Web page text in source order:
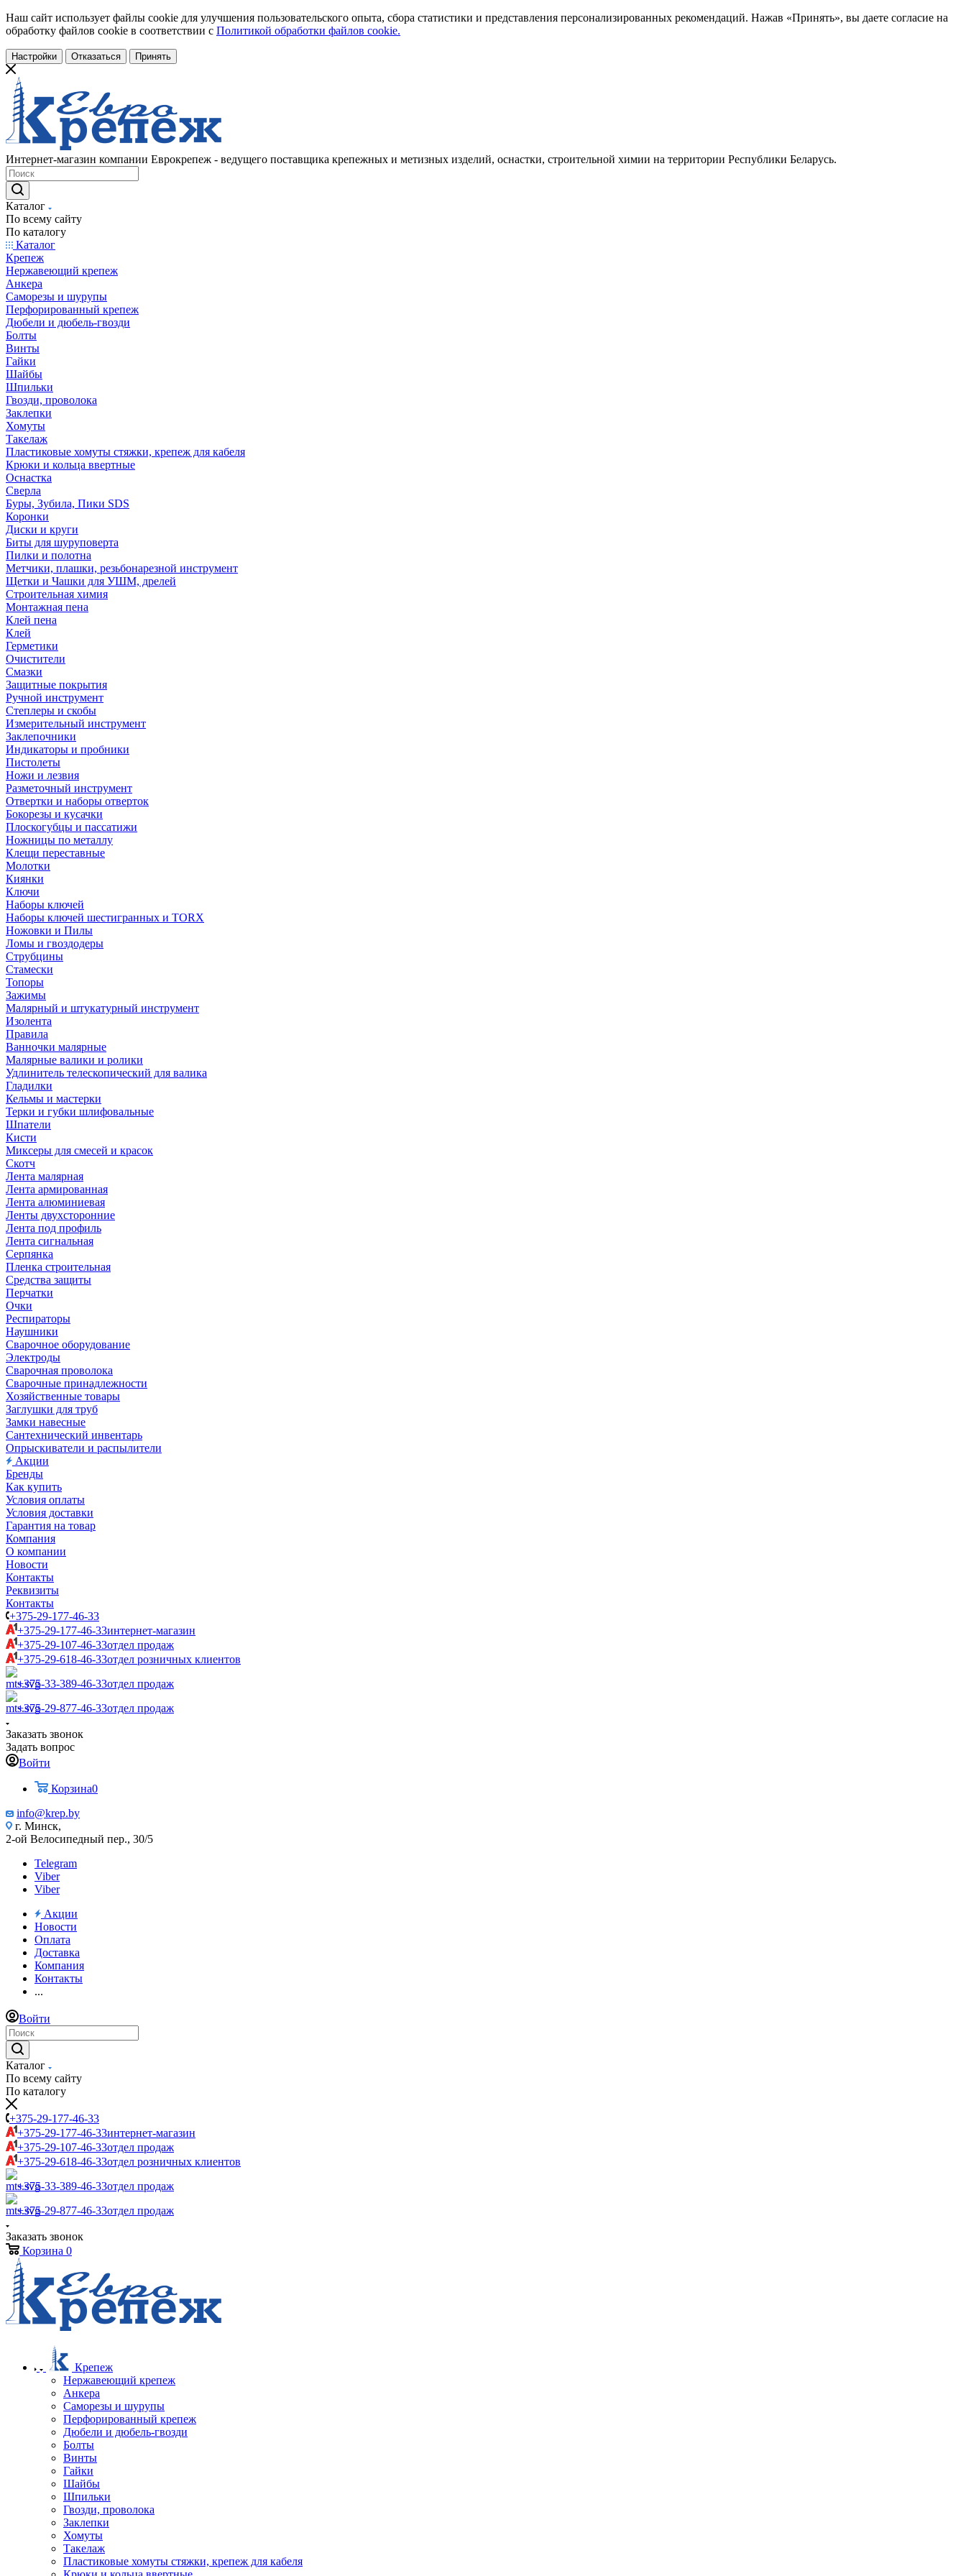
Наш сайт использует файлы cookie для улучшения пользовательского опыта, сбора статистики и представления персонализированных рекомендаций. Нажав «Принять», вы даете согласие на
обработку файлов cookie в соответствии с Политикой обработки файлов cookie.
Настройки Отказаться Принять
Интернет-магазин компании Еврокрепеж - ведущего поставщика крепежных и метизных изделий, оснастки, строительной химии на территории Республики Беларусь.
Каталог
По всему сайту
По каталогу
Каталог
Крепеж
Нержавеющий крепеж
Анкера
Саморезы и шурупы
Перфорированный крепеж
Дюбели и дюбель-гвозди
Болты
Винты
Гайки
Шайбы
Шпильки
Гвозди, проволока
Заклепки
Хомуты
Такелаж
Пластиковые хомуты стяжки, крепеж для кабеля
Крюки и кольца ввертные
Оснастка
Сверла
Буры, Зубила, Пики SDS
Коронки
Диски и круги
Биты для шуруповерта
Пилки и полотна
Метчики, плашки, резьбонарезной инструмент
Щетки и Чашки для УШМ, дрелей
Строительная химия
Монтажная пена
Клей пена
Клей
Герметики
Очистители
Смазки
Защитные покрытия
Ручной инструмент
Степлеры и скобы
Измерительный инструмент
Заклепочники
Индикаторы и пробники
Пистолеты
Ножи и лезвия
Разметочный инструмент
Отвертки и наборы отверток
Бокорезы и кусачки
Плоскогубцы и пассатижи
Ножницы по металлу
Клещи переставные
Молотки
Киянки
Ключи
Наборы ключей
Наборы ключей шестигранных и TORX
Ножовки и Пилы
Ломы и гвоздодеры
Струбцины
Стамески
Топоры
Зажимы
Малярный и штукатурный инструмент
Изолента
Правила
Ванночки малярные
Малярные валики и ролики
Удлинитель телескопический для валика
Гладилки
Кельмы и мастерки
Терки и губки шлифовальные
Шпатели
Кисти
Миксеры для смесей и красок
Скотч
Лента малярная
Лента армированная
Лента алюминиевая
Ленты двухсторонние
Лента под профиль
Лента сигнальная
Серпянка
Пленка строительная
Средства защиты
Перчатки
Очки
Респираторы
Наушники
Сварочное оборудование
Электроды
Сварочная проволока
Сварочные принадлежности
Хозяйственные товары
Заглушки для труб
Замки навесные
Сантехнический инвентарь
Опрыскиватели и распылители
Акции
Бренды
Как купить
Условия оплаты
Условия доставки
Гарантия на товар
Компания
О компании
Новости
Контакты
Реквизиты
Контакты
+375-29-177-46-33
+375-29-177-46-33интернет-магазин
+375-29-107-46-33отдел продаж
+375-29-618-46-33отдел розничных клиентов
+375-33-389-46-33отдел продаж
+375-29-877-46-33отдел продаж
Заказать звонок
Задать вопрос
Войти
Корзина0
info@krep.by
г. Минск,
2-ой Велосипедный пер., 30/5
Telegram
Viber
Viber
Акции
Новости
Оплата
Доставка
Компания
Контакты
...
Войти
Каталог
По всему сайту
По каталогу
+375-29-177-46-33
+375-29-177-46-33интернет-магазин
+375-29-107-46-33отдел продаж
+375-29-618-46-33отдел розничных клиентов
+375-33-389-46-33отдел продаж
+375-29-877-46-33отдел продаж
Заказать звонок
Корзина 0
Крепеж
Нержавеющий крепеж
Анкера
Саморезы и шурупы
Перфорированный крепеж
Дюбели и дюбель-гвозди
Болты
Винты
Гайки
Шайбы
Шпильки
Гвозди, проволока
Заклепки
Хомуты
Такелаж
Пластиковые хомуты стяжки, крепеж для кабеля